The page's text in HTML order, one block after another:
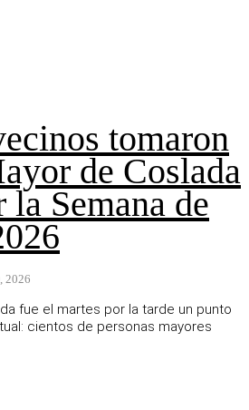
tomaron
de Coslada
la Semana de
2026
fue el martes por la tarde un punto
cientos de personas mayores